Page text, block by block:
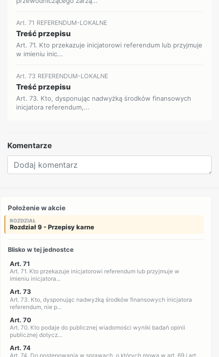
Art. 71 REFERENDUM-LOKALNE
Treść przepisu
Art. 71. Kto przekazuje inicjatorowi referendum lub przyjmuje
w imieniu inic...
Art. 73 REFERENDUM-LOKALNE
Treść przepisu
Art. 73. Kto, dysponując nadwyżką środków finansowych
inicjatora referendum,...
Komentarze
Położenie w akcie
ROZDZIAŁ
Rozdział 9 - Przepisy karne
Blisko w tej jednostce
Art. 71
Art. 71. Kto przekazuje inicjatorowi referendum lub przyjmuje w
imieniu inicjatora...
Art. 73
Art. 73. Kto, dysponując nadwyżką środków finansowych inicjatora
referendum, nie p...
Art. 70
Art. 70. Kto podaje do publicznej wiadomości wyniki badań opinii
publicznej dotycz...
Art. 74